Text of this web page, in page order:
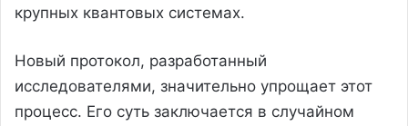
крупных квантовых системах.
Новый протокол, разработанный
исследователями, значительно упрощает этот
процесс. Его суть заключается в случайном